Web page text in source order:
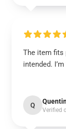
The item fits
intended.
Q Quentin
Verified